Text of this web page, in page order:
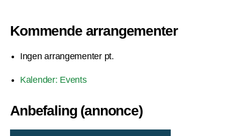
Kommende arrangementer
Ingen arrangementer pt.
Kalender: Events
Anbefaling (annonce)